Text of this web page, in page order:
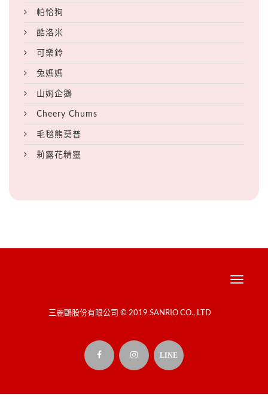
帕恰狗
酷洛米
可樂鈴
兔媽媽
山姆企鵝
Cheery Chums
毛毯熊莫普
莉露花精靈
Toggle
三麗鷗股份有限公司 © 2019 SANRIO CO., LTD